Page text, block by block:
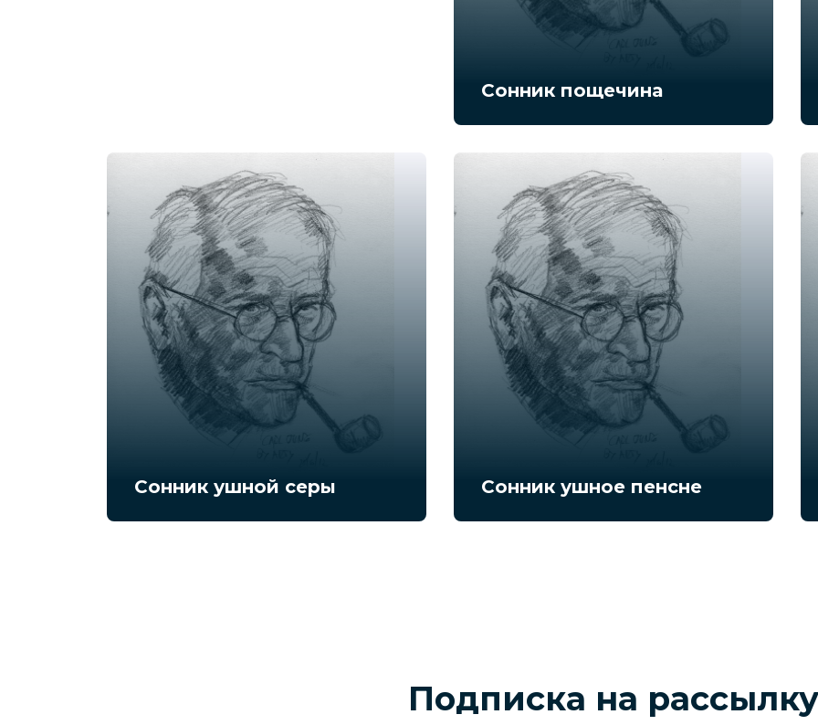
Сонник пощечина
Сонник ушной серы Сонник ушное пенсне
Подписка на рассылку